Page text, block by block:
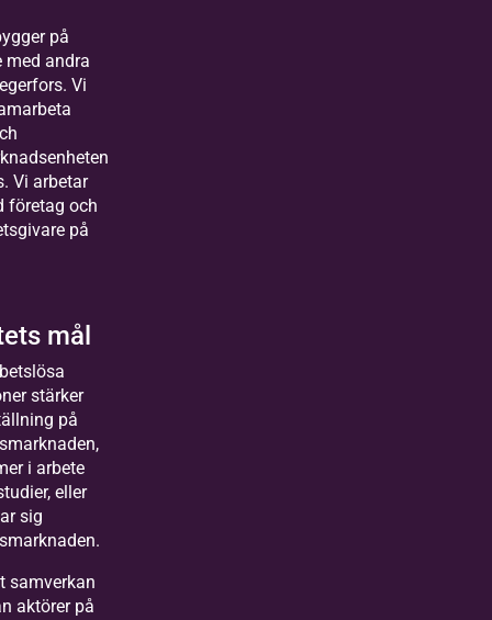
på
med andra
Vi
Vi arbetar
företag och
på
mål
stärker
på
i arbete
eller
sig
samverkan
aktörer på